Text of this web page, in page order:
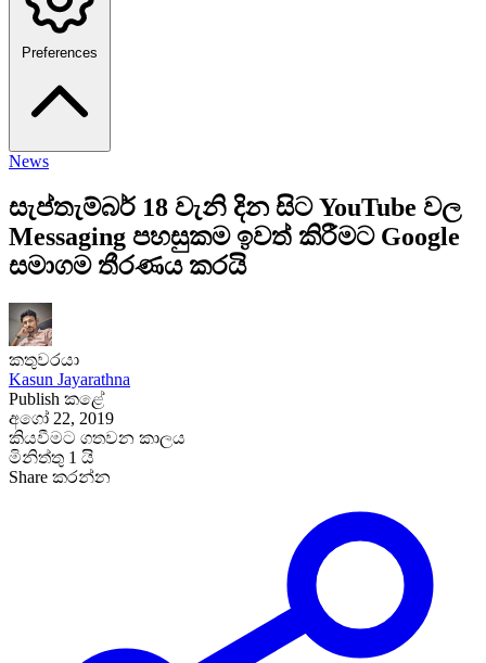
Preferences
News
සැප්තැම්බර් 18 වැනි දින සිට YouTube වල
Messaging පහසුකම ඉවත් කිරීමට Google
සමාගම තීරණය කරයි
කතුවරයා
Kasun Jayarathna
Publish කළේ
අගෝ 22, 2019
කියවීමට ගතවන කාලය
මිනිත්තු 1 යි
Share කරන්න